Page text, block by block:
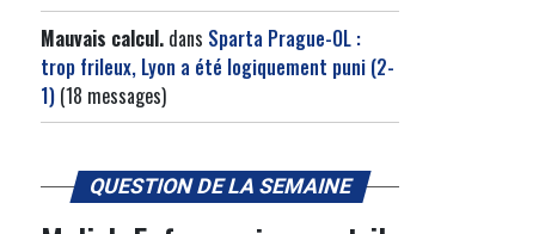
Mauvais calcul. dans Sparta Prague-OL :
trop frileux, Lyon a été logiquement puni (2-
1) (18 messages)
QUESTION DE LA SEMAINE